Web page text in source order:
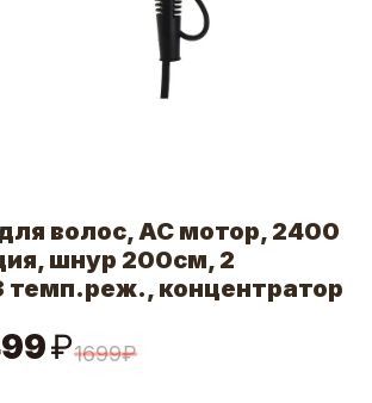
волос, AC мотор, 2400
шнур 200см, 2
темп.реж., концентратор
₽1699₽